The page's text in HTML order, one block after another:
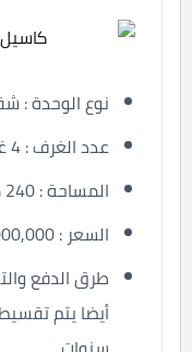
نوع الوحدة :
عدد الغرف : 4 غرف نوم.
المساحة : 240 متر مربع.
السعر : 12,000,000 جنية.